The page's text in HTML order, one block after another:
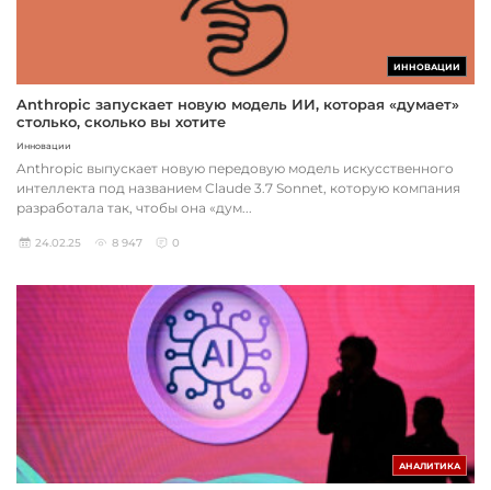
ИННОВАЦИИ
Anthropic запускает новую модель ИИ, которая «думает»
столько, сколько вы хотите
Инновации
Anthropic выпускает новую передовую модель искусственного
интеллекта под названием Claude 3.7 Sonnet, которую компания
разработала так, чтобы она «дум...
24.02.25 8 947 0
АНАЛИТИКА